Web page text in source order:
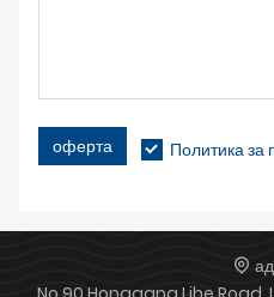
оферта Политика за